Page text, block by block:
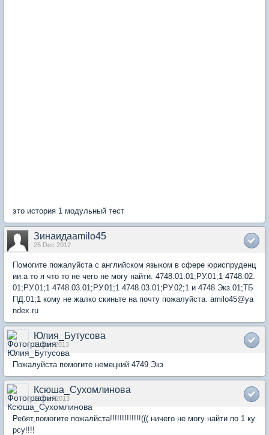
это история 1 модульный тест
Зинаидаamilo45
25 Dec 2012
Помогите пожалуйста с английском языком в сфере юриспруденц
ии.а то я что то не чего не могу найти. 4748.01.01;РУ.01;1 4748.02.
01;РУ.01;1 4748.03.01;РУ.01;1 4748.03.01;РУ.02;1 и 4748.Экз.01;ТБ
ПД.01;1 кому не жалко скиньте на почту пожалуйста. amilo45@ya
ndex.ru
Юлия_Бутусова
11 Jan 2013
Пожалуйста помогите немецкий 4749 Экз
Ксюша_Сухомлинова
12 Jan 2013
Ребят,помогите пожалйста!!!!!!!!!!!!!((( ничего не могу найти по 1 ку
рсу!!!!